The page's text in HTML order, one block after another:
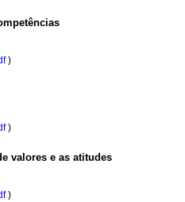
)
)
valores e as atitudes
)